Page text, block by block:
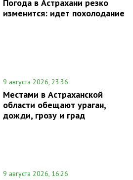
Погода в Астрахани резко
изменится: идет похолодание
9 августа 2026, 23:36
Местами в Астраханской
области обещают ураган,
дожди, грозу и град
9 августа 2026, 16:26